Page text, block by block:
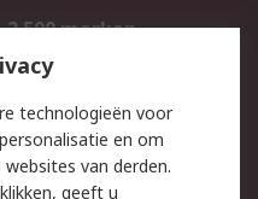
2.500 merken
Inkoopoplossingen
technologieën voor
en om
van derden.
geeft u